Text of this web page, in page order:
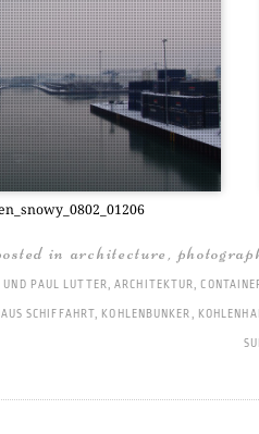
in architecture,
UND PAUL LUTTER,ARCHITEKTUR,
SCHIFFAHRT, KOHLENBUNKER,